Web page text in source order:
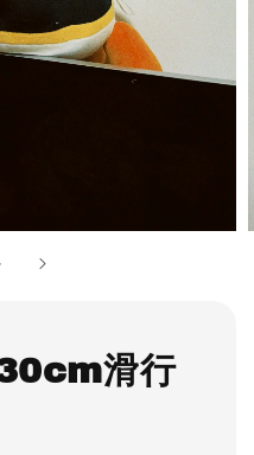
30cm滑行